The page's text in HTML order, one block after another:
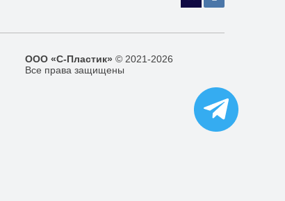
ООО «С-Пластик» © 2021-2026
Все права защищены